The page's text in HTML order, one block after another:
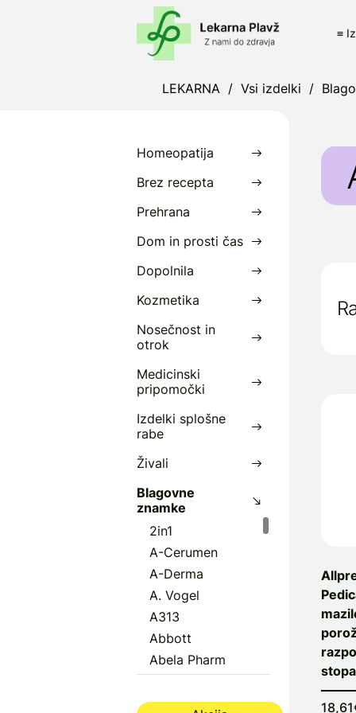
≡
LEKARNA / Vsi izdelki /
Homeopatija
Brez recepta
Prehrana
Dom in prosti čas
Dopolnila
Kozmetika
Nosečnost in
otrok
Medicinski
pripomočki
Izdelki splošne
rabe
Živali
Blagovne
znamke
2in1
A-Cerumen
A-Derma
A. Vogel
A313
Abbott
Abela Pharm
Aboca